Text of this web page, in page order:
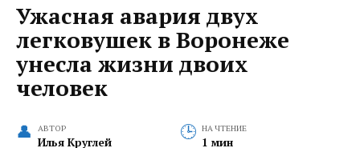
Ужасная авария двух
легковушек в Воронеже
унесла жизни двоих
человек
АВТОР
Илья Круглей
НА ЧТЕНИЕ
1 мин